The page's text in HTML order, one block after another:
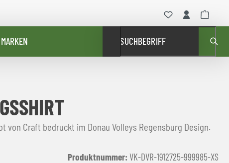
MARKEN SUCHBEGRIFF
von Craft bedruckt im Donau Volleys Regensburg Design.
Produktnummer: VK-DVR-1912725-999985-XS